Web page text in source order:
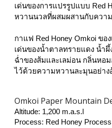
เด่นของการแปรรูปแบบ Red
หวานนวลที่ผสมผสานกับความ
กาแฟ Red Honey Omkoi ขอ
เด่นของน้ำตาลทรายแดง น้ำ
ฉ่ำของส้มและเลม่อน กลิ่นหอ
ไว้ด้วยความหวานละมุนอย่าง
Omkoi Paper Mountain
Altitude: 1,200 m.a.s.l
Process: Red Honey Process